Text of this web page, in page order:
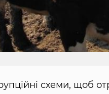
схеми, щоб